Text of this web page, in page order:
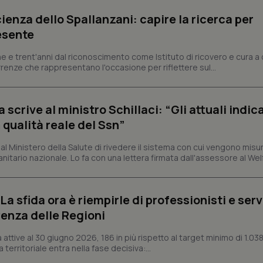
dello Spallanzani: capire la ricerca per
e trent'anni dal riconoscimento come Istituto di ricovero e cura a
che rappresentano l'occasione per riflettere sul...
scrive al ministro Schillaci: “Gli attuali
reale del Ssn”
Ministero della Salute di rivedere il sistema con cui vengono
nazionale. Lo fa con una lettera firmata dall'assessore al
sfida ora è riempirle di professionisti e
delle Regioni
attive al 30 giugno 2026, 186 in più rispetto al target minimo di
territoriale entra nella fase decisiva:...
sui cookie dei visitatori. È
dei cookie di Cookie-Script.com
www.quotidianosanita.it
4
settimane
2 giorni
Questo cookie è impostato
abilitare il sistema di tracking
www.quotidianosanita.it
4
Questo cookie è impostato
Google LLC
.quotidianosanita.it
utilizzato da Google. Questo
per distinguere utenti unici
generato in modo casuale come
sito e utilizzato per calcolare i
PHP.net
www.quotidianosanita.it
Sessione
Cookie generato da applicazioni
generato in modo casuale, il
utilizzato può essere specifico